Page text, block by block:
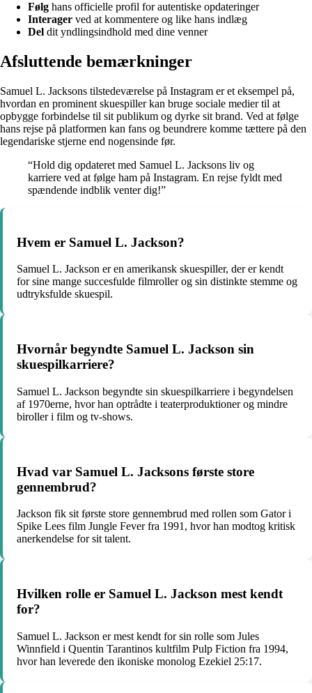
Følg hans officielle profil for autentiske opdateringer
Interager ved at kommentere og like hans indlæg
Del dit yndlingsindhold med dine venner
Afsluttende bemærkninger
Samuel L. Jacksons tilstedeværelse på Instagram er et eksempel på,
hvordan en prominent skuespiller kan bruge sociale medier til at
opbygge forbindelse til sit publikum og dyrke sit brand. Ved at følge
hans rejse på platformen kan fans og beundrere komme tættere på den
legendariske stjerne end nogensinde før.
“Hold dig opdateret med Samuel L. Jacksons liv og
karriere ved at følge ham på Instagram. En rejse fyldt med
spændende indblik venter dig!”
Hvem er Samuel L. Jackson?
Samuel L. Jackson er en amerikansk skuespiller, der er kendt
for sine mange succesfulde filmroller og sin distinkte stemme og
udtryksfulde skuespil.
Hvornår begyndte Samuel L. Jackson sin
skuespilkarriere?
Samuel L. Jackson begyndte sin skuespilkarriere i begyndelsen
af 1970erne, hvor han optrådte i teaterproduktioner og mindre
biroller i film og tv-shows.
Hvad var Samuel L. Jacksons første store
gennembrud?
Jackson fik sit første store gennembrud med rollen som Gator i
Spike Lees film Jungle Fever fra 1991, hvor han modtog kritisk
anerkendelse for sit talent.
Hvilken rolle er Samuel L. Jackson mest kendt
for?
Samuel L. Jackson er mest kendt for sin rolle som Jules
Winnfield i Quentin Tarantinos kultfilm Pulp Fiction fra 1994,
hvor han leverede den ikoniske monolog Ezekiel 25:17.